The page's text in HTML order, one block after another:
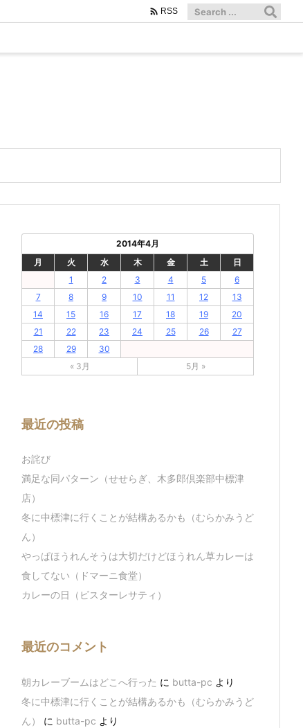
 RSS
2014年4月
月
火 水 木 金 土
日
1
2 3 4 5
6
7
8 9 10 11 12
13
14
15 16 17 18 19
20
21
22 23 24 25 26
27
28
29
30
« 3月
5月 »
最近の投稿
お詫び
満足な同パターン（せせらぎ、木多郎倶楽部中標津
店）
冬に中標津に行くことが結構あるかも（むらかみうど
ん）
やっぱほうれんそうは大切だけどほうれん草カレーは
食してない（ドマーニ食堂）
カレーの日（ビスターレサティ）
最近のコメント
朝カレーブームはどこへ行った に butta-pc より
冬に中標津に行くことが結構あるかも（むらかみうど
ん）
に butta-pc より